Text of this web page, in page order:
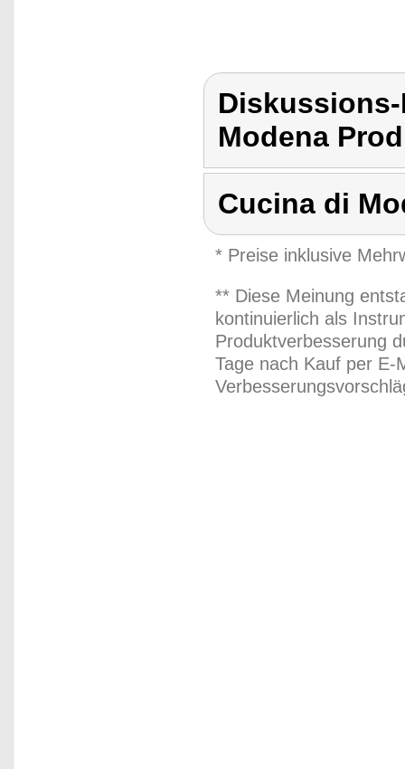
Modena
Cucina di
* Preise inklusive
** Diese Meinung
kontinuierlich als
Produktverbesserung
Tage nach Kauf per E-